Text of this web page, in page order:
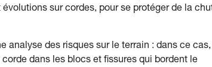
sur cordes, pour se protéger de la
analyse des risques sur le terrain : dans ce
dans les blocs et fissures qui bordent le